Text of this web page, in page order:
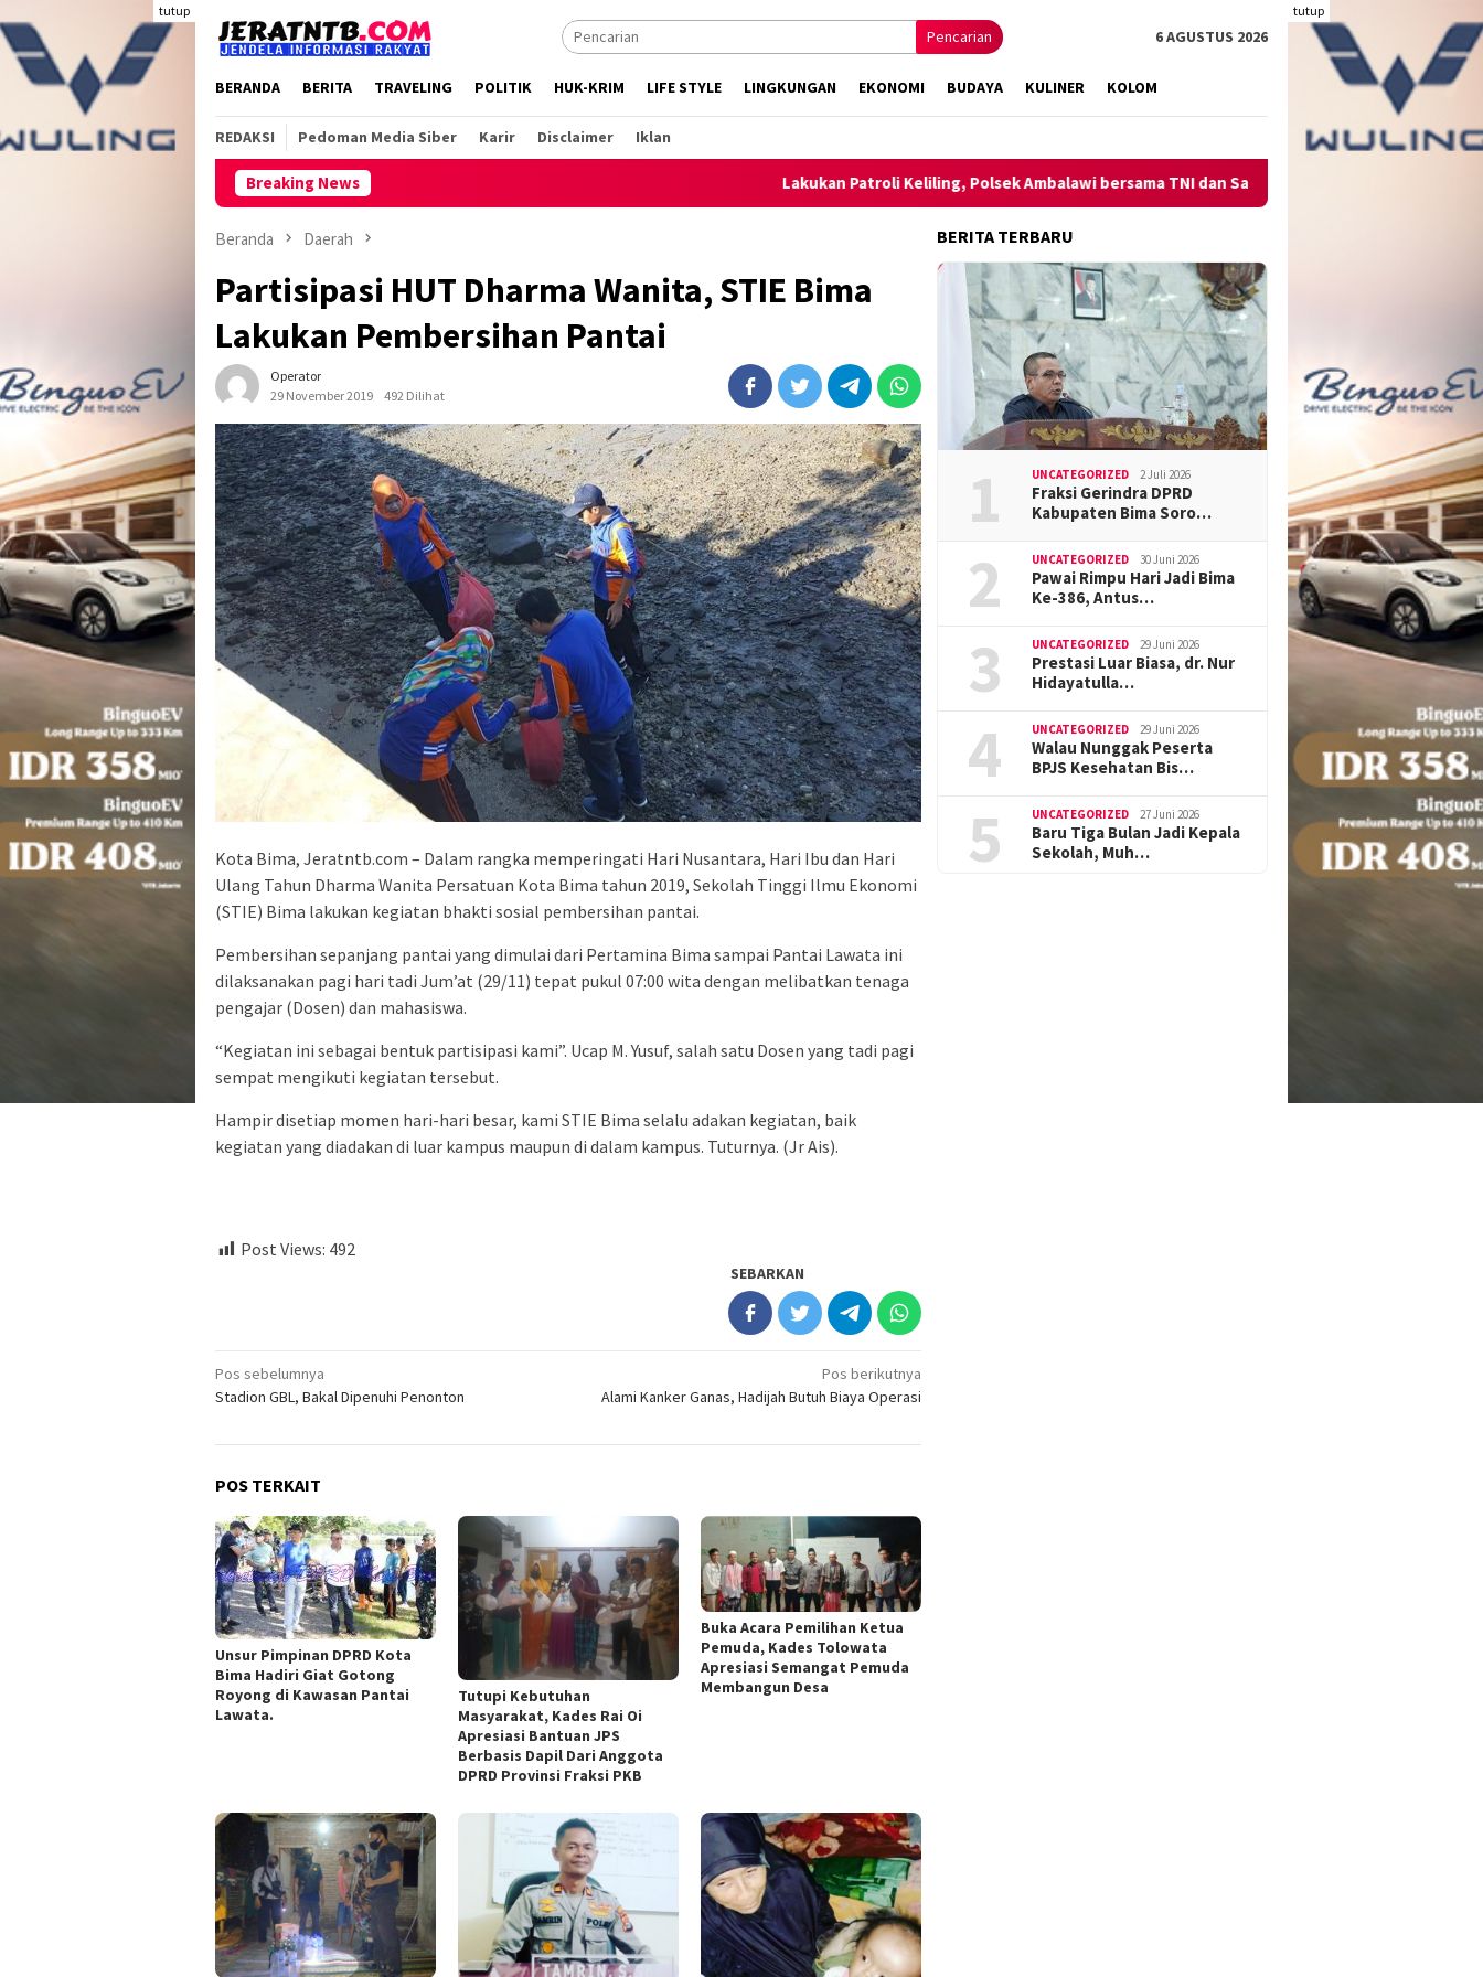
ke
konten
tutup tutup
Pencarian 6 AGUSTUS 2026
BERANDA BERITA TRAVELING POLITIK HUK-KRIM LIFE STYLE LINGKUNGAN EKONOMI BUDAYA KULINER KOLOM
REDAKSI Pedoman Media Siber Karir Disclaimer Iklan
Breaking News Lakukan Patroli Keliling, Polsek Ambalawi bersama TNI dan SatPolPP Sita Minuman Keras
Beranda Daerah
Partisipasi HUT Dharma Wanita, STIE Bima
Lakukan Pembersihan Pantai
Operator
29 November 2019
492 Dilihat
Kota Bima, Jeratntb.com – Dalam rangka memperingati Hari Nusantara, Hari Ibu dan Hari
Ulang Tahun Dharma Wanita Persatuan Kota Bima tahun 2019, Sekolah Tinggi Ilmu Ekonomi
(STIE) Bima lakukan kegiatan bhakti sosial pembersihan pantai.
Pembersihan sepanjang pantai yang dimulai dari Pertamina Bima sampai Pantai Lawata ini
dilaksanakan pagi hari tadi Jum’at (29/11) tepat pukul 07:00 wita dengan melibatkan tenaga
pengajar (Dosen) dan mahasiswa.
“Kegiatan ini sebagai bentuk partisipasi kami”. Ucap M. Yusuf, salah satu Dosen yang tadi pagi
sempat mengikuti kegiatan tersebut.
Hampir disetiap momen hari-hari besar, kami STIE Bima selalu adakan kegiatan, baik
kegiatan yang diadakan di luar kampus maupun di dalam kampus. Tuturnya. (Jr Ais).
Post Views: 492
SEBARKAN
Navigasi
pos
Pos sebelumnya
Stadion GBL, Bakal Dipenuhi Penonton
Pos berikutnya
Alami Kanker Ganas, Hadijah Butuh Biaya Operasi
POS TERKAIT
Unsur Pimpinan DPRD Kota
Bima Hadiri Giat Gotong
Royong di Kawasan Pantai
Lawata.
Tutupi Kebutuhan
Masyarakat, Kades Rai Oi
Apresiasi Bantuan JPS
Berbasis Dapil Dari Anggota
DPRD Provinsi Fraksi PKB
Buka Acara Pemilihan Ketua
Pemuda, Kades Tolowata
Apresiasi Semangat Pemuda
Membangun Desa
BERITA TERBARU
1 UNCATEGORIZED 2 Juli 2026
Fraksi Gerindra DPRD
Kabupaten Bima Soro…
2 UNCATEGORIZED 30 Juni 2026
Pawai Rimpu Hari Jadi Bima
Ke-386, Antus…
3 UNCATEGORIZED 29 Juni 2026
Prestasi Luar Biasa, dr. Nur
Hidayatulla…
4 UNCATEGORIZED 29 Juni 2026
Walau Nunggak Peserta
BPJS Kesehatan Bis…
5 UNCATEGORIZED 27 Juni 2026
Baru Tiga Bulan Jadi Kepala
Sekolah, Muh…